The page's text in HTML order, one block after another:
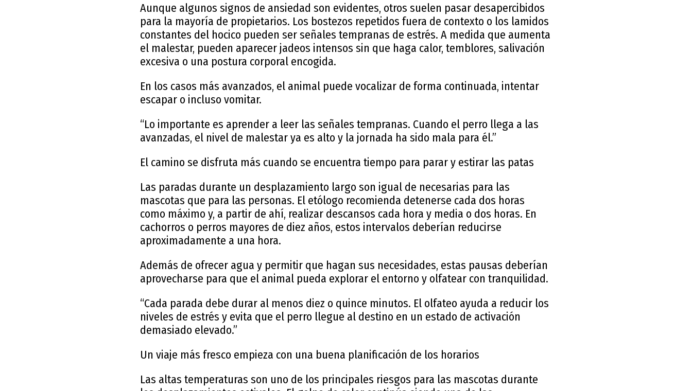
Aunque algunos signos de ansiedad son evidentes, otros suelen pasar desapercibidos
para la mayoría de propietarios. Los bostezos repetidos fuera de contexto o los lamidos
constantes del hocico pueden ser señales tempranas de estrés. A medida que aumenta
el malestar, pueden aparecer jadeos intensos sin que haga calor, temblores, salivación
excesiva o una postura corporal encogida.
En los casos más avanzados, el animal puede vocalizar de forma continuada, intentar
escapar o incluso vomitar.
“Lo importante es aprender a leer las señales tempranas. Cuando el perro llega a las
avanzadas, el nivel de malestar ya es alto y la jornada ha sido mala para él.”
El camino se disfruta más cuando se encuentra tiempo para parar y estirar las patas
Las paradas durante un desplazamiento largo son igual de necesarias para las
mascotas que para las personas. El etólogo recomienda detenerse cada dos horas
como máximo y, a partir de ahí, realizar descansos cada hora y media o dos horas. En
cachorros o perros mayores de diez años, estos intervalos deberían reducirse
aproximadamente a una hora.
Además de ofrecer agua y permitir que hagan sus necesidades, estas pausas deberían
aprovecharse para que el animal pueda explorar el entorno y olfatear con tranquilidad.
“Cada parada debe durar al menos diez o quince minutos. El olfateo ayuda a reducir los
niveles de estrés y evita que el perro llegue al destino en un estado de activación
demasiado elevado.”
Un viaje más fresco empieza con una buena planificación de los horarios
Las altas temperaturas son uno de los principales riesgos para las mascotas durante